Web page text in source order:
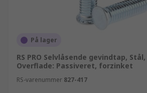
På lager
RS PRO Selvlåsende gevindtap,
Overflade: Passiveret, forzinket
RS-varenummer 827-417